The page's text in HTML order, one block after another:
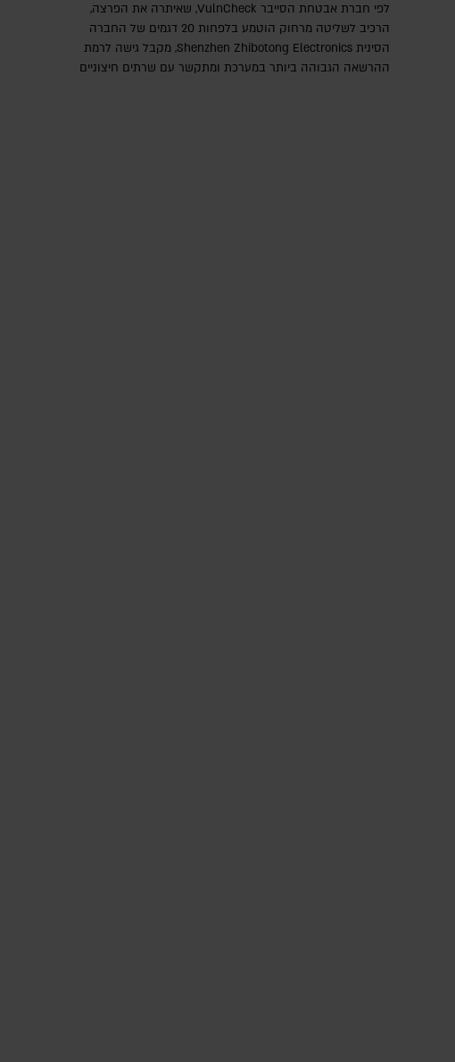
לפי חברת אבטחת הסייבר VulnCheck‎, שאיתרה את הפרצה,
הרכיב לשליטה מרחוק הוטמע בלפחות 20 דגמים של החברה
הסינית Shenzhen Zhibotong Electronics‎, מקבל גישה לרמת
ההרשאה הגבוהה ביותר במערכת ומתקשר עם שרתים חיצוניים